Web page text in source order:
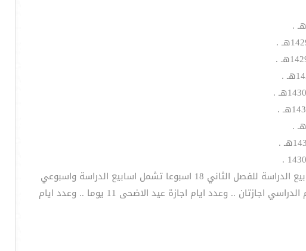
وبذلك تكون عدد اسابيع الدراسة للفصل الاول 18 اسبوعا ويومان تشمل اسابيع الدراسة واسبوعي الاختبارات .. وعدد اسابيع الدراسة للفصل الثاني 18 اسبوعا تشمل اسابيع الدراسة واسبوعي
الاختبارات .. وعدد ايام الدراسة الفعلية للفصلين 178 يوما تشمل ايام الدراسة وايام الاختبارات .. وعدد الاجازات اثناء العام الدراسي اجازتان .. وعدد ايام اجازة عيد الاضحى 11 يوما .. وعدد ايام